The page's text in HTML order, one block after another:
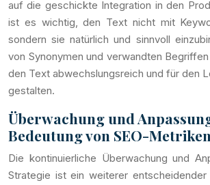
auf die geschickte Integration in den
ist es wichtig, den Text nicht mit
sondern sie natürlich und sinnvoll
von Synonymen und verwandten
den Text abwechslungsreich und für den
gestalten.
Überwachung und
Bedeutung von SEO-Metriken
Die kontinuierliche Überwachung und
Strategie ist ein weiterer